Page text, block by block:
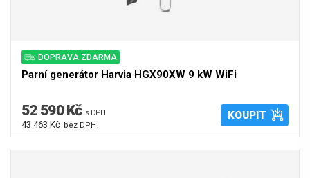
DOPRAVA ZDARMA
Parní generátor Harvia HGX90XW 9 kW WiFi
52 590 Kč s DPH
43 463 Kč bez DPH
KOUPIT